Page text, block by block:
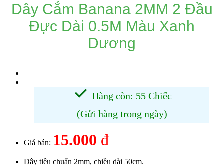
Dây Cắm Banana 2MM 2 Đầu
Đực Dài 0.5M Màu Xanh
Dương
Hàng còn: 55 Chiếc
(Gửi hàng trong ngày)
Giá bán: 15.000 đ
Dây tiêu chuẩn 2mm, chiều dài 50cm.